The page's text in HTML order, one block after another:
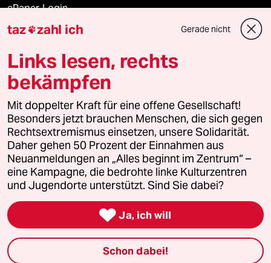
ePaper Login
Downloads für Abonnierende
© 2026 taz Verlags und Vertriebs GmbH
Alle Rechte vorbehalten. Bei rechtlichen Fragen oder für Genehmigungen
wenden Sie sich bitte an
lizenzen@taz.de
Feedback Redaktionsstatut Kommune-Richtlinien
Leitlinie Informant Datenschutz Impressum AGB
Seitenwende Einwilligungen widerrufen (Ads)
taz zahl ich Gerade nicht
Links lesen, rechts
bekämpfen
Mit doppelter Kraft für eine offene Gesellschaft!
Besonders jetzt brauchen Menschen, die sich gegen
Rechtsextremismus einsetzen, unsere Solidarität.
Daher gehen 50 Prozent der Einnahmen aus
Neuanmeldungen an „Alles beginnt im Zentrum“ –
eine Kampagne, die bedrohte linke Kulturzentren
und Jugendorte unterstützt. Sind Sie dabei?
 Ja, ich will
Schon dabei!